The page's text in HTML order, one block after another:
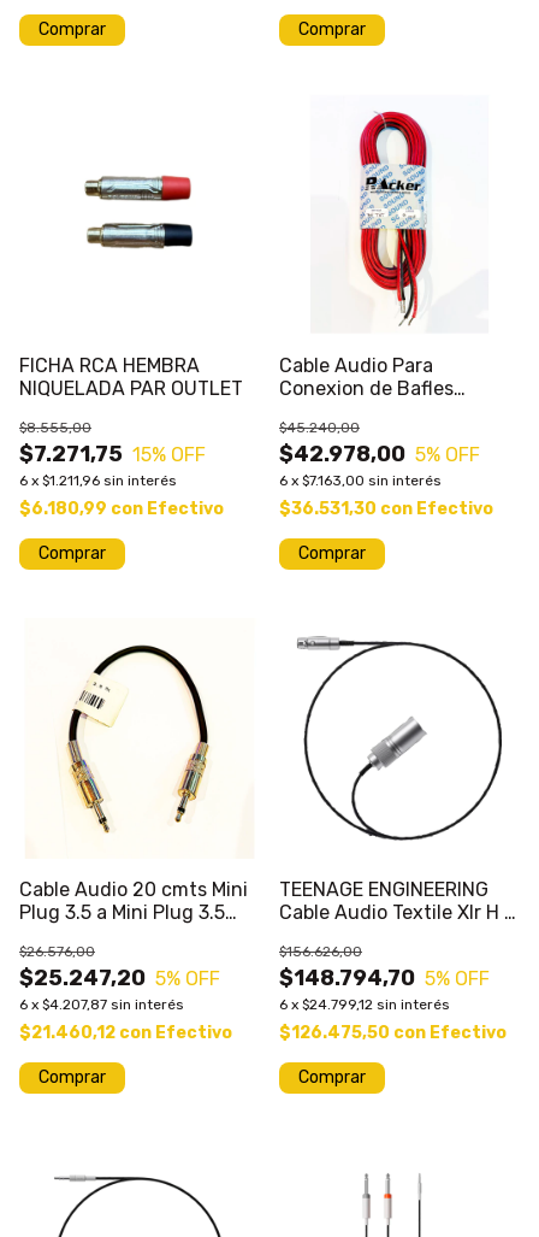
FICHA RCA HEMBRA
NIQUELADA PAR OUTLET
$7.271,75
$8.555,00
15% OFF
6 x $1.211,96 sin interés
$6.180,99 con Efectivo
Cable Audio Para
Conexion de Bafles
Mts
$42.978,00
$45.240,00
5% OFF
6 x $7.163,00 sin interés
$36.531,30 con Efectivo
Cable Audio 20 cmts Mini
Plug 3.5 a Mini Plug 3.5
$25.247,20
$26.576,00
5% OFF
6 x $4.207,87 sin interés
$21.460,12 con Efectivo
TEENAGE ENGINEERING
Cable Audio Textile Xlr H -
$148.794,70
$156.626,00
5% OFF
6 x $24.799,12 sin interés
$126.475,50 con Efectivo